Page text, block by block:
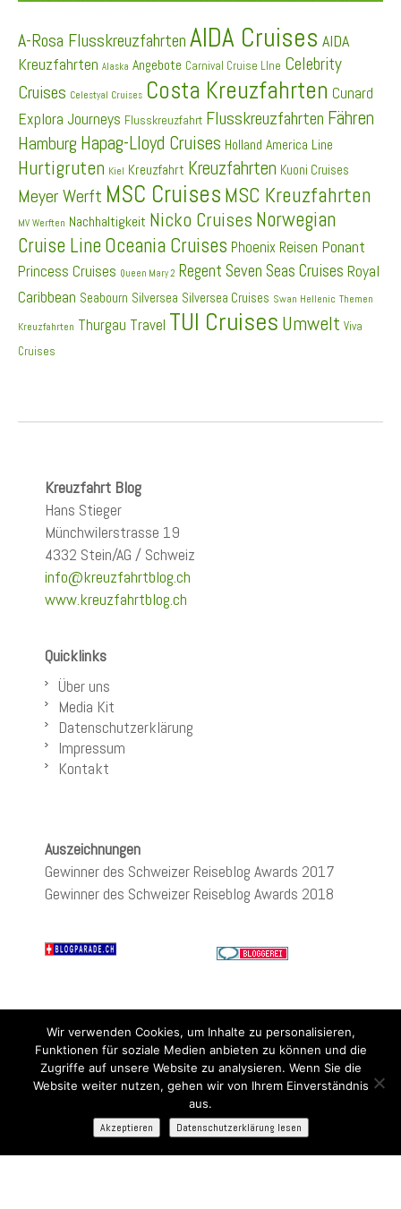
A-Rosa Flusskreuzfahrten AIDA Cruises AIDA
Kreuzfahrten Alaska Angebote Carnival Cruise LIne Celebrity
Cruises Celestyal Cruises Costa Kreuzfahrten Cunard
Explora Journeys Flusskreuzfahrt Flusskreuzfahrten Fähren
Hamburg Hapag-Lloyd Cruises Holland America Line
Hurtigruten Kiel Kreuzfahrt Kreuzfahrten Kuoni Cruises
Meyer Werft MSC Cruises MSC Kreuzfahrten
MV Werften Nachhaltigkeit Nicko Cruises Norwegian
Cruise Line Oceania Cruises Phoenix Reisen Ponant
Princess Cruises Queen Mary 2 Regent Seven Seas Cruises Royal
Caribbean Seabourn Silversea Silversea Cruises Swan Hellenic Themen
Kreuzfahrten Thurgau Travel TUI Cruises Umwelt Viva
Cruises
Kreuzfahrt Blog
Hans Stieger
Münchwilerstrasse 19
4332 Stein/AG / Schweiz
info@kreuzfahrtblog.ch
www.kreuzfahrtblog.ch
Quicklinks
Über uns
Media Kit
Datenschutzerklärung
Impressum
Kontakt
Auszeichnungen
Gewinner des Schweizer Reiseblog Awards 2017
Gewinner des Schweizer Reiseblog Awards 2018
Wir verwenden Cookies, um Inhalte zu personalisieren,
Funktionen für soziale Medien anbieten zu können und die
Zugriffe auf unsere Website zu analysieren. Wenn Sie die
Website weiter nutzen, gehen wir von Ihrem Einverständnis
aus.
Akzeptieren
Datenschutzerklärung lesen